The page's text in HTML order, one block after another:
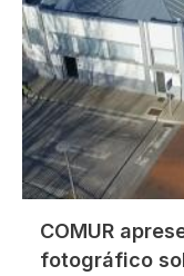
COMUR
fotográfico